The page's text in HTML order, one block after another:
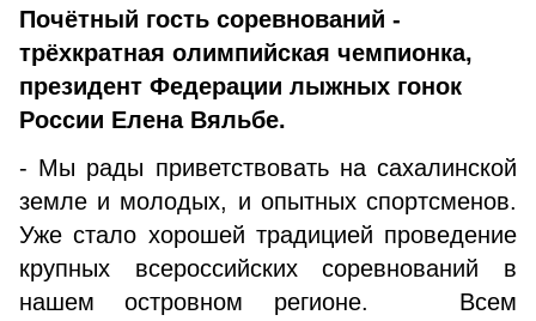
Почётный гость соревнований -
трёхкратная олимпийская чемпионка,
президент Федерации лыжных гонок
России Елена Вяльбе.
- Мы рады приветствовать на сахалинской
земле и молодых, и опытных спортсменов.
Уже стало хорошей традицией проведение
крупных всероссийских соревнований в
нашем островном регионе. Всем